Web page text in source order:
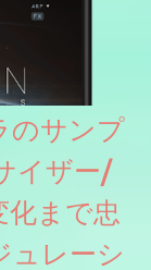
のサンプ
イザー/
化まで忠
ュレーシ